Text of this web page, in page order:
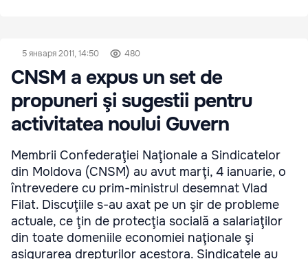
5 января 2011, 14:50 480
CNSM a expus un set de
propuneri şi sugestii pentru
activitatea noului Guvern
Membrii Confederaţiei Naţionale a Sindicatelor
din Moldova (CNSM) au avut marţi, 4 ianuarie, o
întrevedere cu prim-ministrul desemnat Vlad
Filat. Discuţiile s-au axat pe un şir de probleme
actuale, ce ţin de protecţia socială a salariaţilor
din toate domeniile economiei naţionale şi
asigurarea drepturilor acestora. Sindicatele au